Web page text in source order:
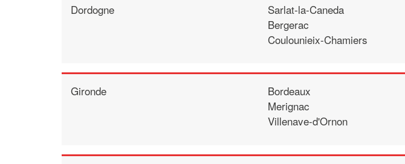
Dordogne
Sarlat-la-Caneda
Bergerac
Coulounieix-Chamiers
Gironde
Bordeaux
Merignac
Villenave-d'Ornon